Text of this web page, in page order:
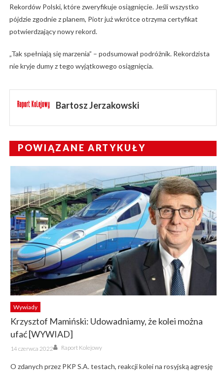
Rekordów Polski, które zweryfikuje osiągnięcie. Jeśli wszystko
pójdzie zgodnie z planem, Piotr już wkrótce otrzyma certyfikat
potwierdzający nowy rekord.
„Tak spełniają się marzenia” – podsumował podróżnik. Rekordzista
nie kryje dumy z tego wyjątkowego osiągnięcia.
Bartosz Jerzakowski
POWIĄZANE ARTYKUŁY
Wywiady
Krzysztof Mamiński: Udowadniamy, że kolei można
ufać [WYWIAD]
Posted
on
14 czerwca 2022 Author
Raport Kolejowy
O zdanych przez PKP S.A. testach, reakcji kolei na rosyjską agresję